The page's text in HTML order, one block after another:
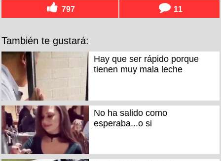
797 11
También te gustará:
Hay que ser rápido porque
tienen muy mala leche
No ha salido como
esperaba...o si